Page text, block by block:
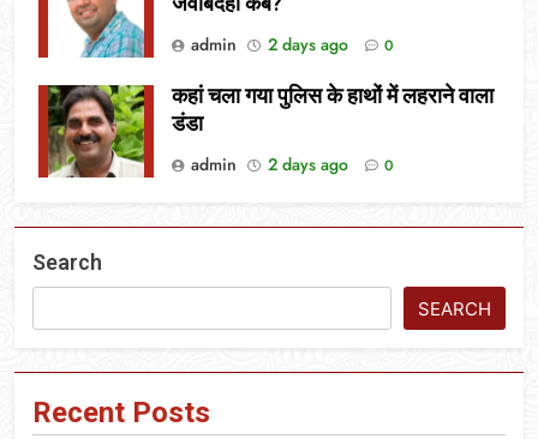
admin
2 days ago 0
कहां चला गया पुलिस के हाथों में लहराने वाला
डंडा
admin
2 days ago 0
Search
SEARCH
Recent Posts